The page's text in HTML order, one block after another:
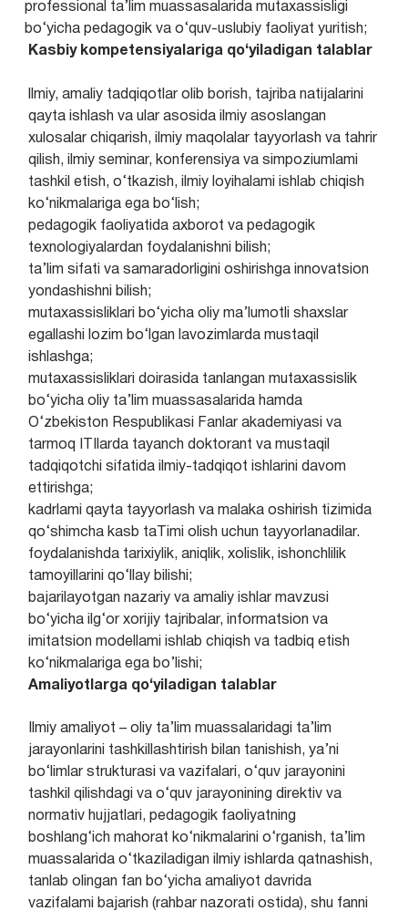
professional ta’lim muassasalarida mutaxassisligi
bo‘yicha pedagogik va o‘quv-uslubiy faoliyat yuritish;
Kasbiy kompetensiyalariga qo‘yiladigan talablar
llmiy, amaliy tadqiqotlar olib borish, tajriba natijalarini
qayta ishlash va ular asosida ilmiy asoslangan
xulosalar chiqarish, ilmiy maqolalar tayyorlash va tahrir
qilish, ilmiy seminar, konferensiya va simpoziumlami
tashkil etish, o‘tkazish, ilmiy loyihalami ishlab chiqish
ko‘nikmalariga ega bo‘lish;
pedagogik faoliyatida axborot va pedagogik
texnologiyalardan foydalanishni bilish;
ta’lim sifati va samaradorligini oshirishga innovatsion
yondashishni bilish;
mutaxassisliklari bo‘yicha oliy ma’lumotli shaxslar
egallashi lozim bo‘lgan lavozimlarda mustaqil
ishlashga;
mutaxassisliklari doirasida tanlangan mutaxassislik
bo‘yicha oliy ta’lim muassasalarida hamda
O‘zbekiston Respublikasi Fanlar akademiyasi va
tarmoq ITIlarda tayanch doktorant va mustaqil
tadqiqotchi sifatida ilmiy-tadqiqot ishlarini davom
ettirishga;
kadrlami qayta tayyorlash va malaka oshirish tizimida
qo‘shimcha kasb taTimi olish uchun tayyorlanadilar.
foydalanishda tarixiylik, aniqlik, xolislik, ishonchlilik
tamoyillarini qo‘llay bilishi;
bajarilayotgan nazariy va amaliy ishlar mavzusi
bo‘yicha ilg‘or xorijiy tajribalar, informatsion va
imitatsion modellami ishlab chiqish va tadbiq etish
ko‘nikmalariga ega bo’lishi;
Amaliyotlarga qo‘yiladigan talablar
Ilmiy amaliyot – oliy ta’lim muassalaridagi ta’lim
jarayonlarini tashkillashtirish bilan tanishish, ya’ni
bo‘limlar strukturasi va vazifalari, o‘quv jarayonini
tashkil qilishdagi va o‘quv jarayonining direktiv va
normativ hujjatlari, pedagogik faoliyatning
boshlang‘ich mahorat ko‘nikmalarini o‘rganish, ta’lim
muassalarida o‘tkaziladigan ilmiy ishlarda qatnashish,
tanlab olingan fan bo‘yicha amaliyot davrida
vazifalami bajarish (rahbar nazorati ostida), shu fanni